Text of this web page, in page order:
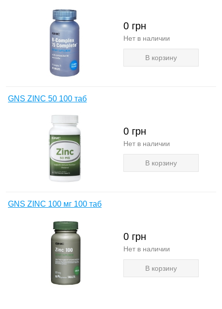
0 грн
Нет в наличии
В корзину
GNS ZINC 50 100 таб
0 грн
Нет в наличии
В корзину
GNS ZINC 100 мг 100 таб
0 грн
Нет в наличии
В корзину